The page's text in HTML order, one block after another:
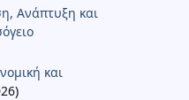
Ανάπτυξη και
και